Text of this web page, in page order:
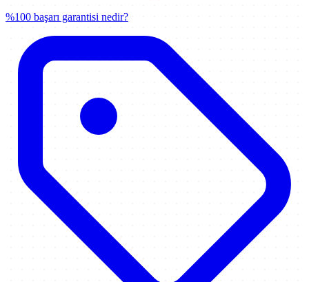
%100 başarı garantisi nedir?